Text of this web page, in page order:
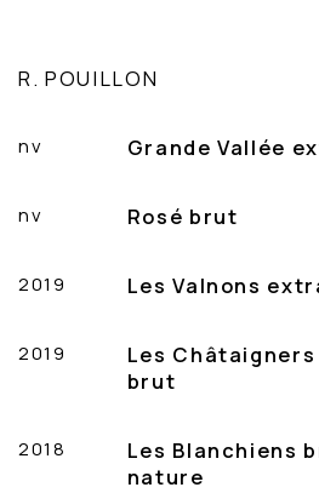
R. POUILLON
nv Grande Vallée
nv Rosé brut
2019 Les Valnons
2019
Les
brut
2018
Les Blanchiens
nature